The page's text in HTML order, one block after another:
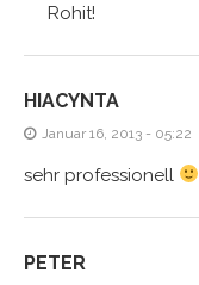
Rohit!
HIACYNTA
Januar 16, 2013 - 05:22
sehr professionell
PETER